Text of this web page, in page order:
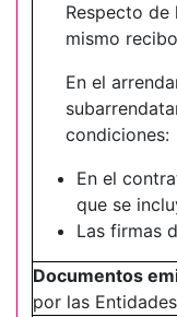
Respecto
mismo
En el
condiciones:
En el
que se
Las firmas
Documentos
por las